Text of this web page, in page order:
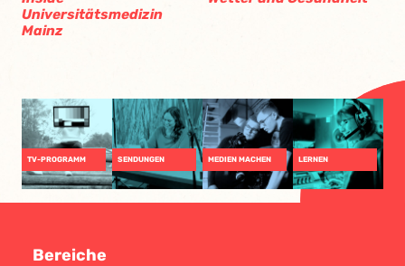
Universitätsmedizin
Mainz
TV-PROGRAMM SENDUNGEN MEDIEN MACHEN LERNEN
Bereiche